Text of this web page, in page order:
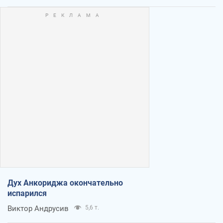
Дух Анкориджа окончательно
испарился
Виктор Андрусив 5,6 т.